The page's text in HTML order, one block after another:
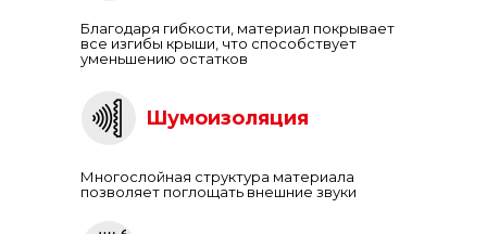
Благодаря гибкости, материал покрывает
все изгибы крыши, что способствует
уменьшению остатков
Многослойная структура материала
позволяет поглощать внешние звуки
Шумоизоляция